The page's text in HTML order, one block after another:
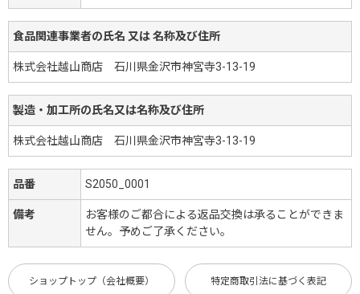
食品関連事業者の氏名 又は 名称及び住所
株式会社越山商店 石川県金沢市神宮寺3-13-19
製造・加工所の氏名又は名称及び住所
株式会社越山商店 石川県金沢市神宮寺3-13-19
品番 S2050_0001
備考
お客様のご都合による返品交換は承ることができま
せん。予めご了承ください。
ショップトップ（会社概要） 特定商取引法に基づく表記